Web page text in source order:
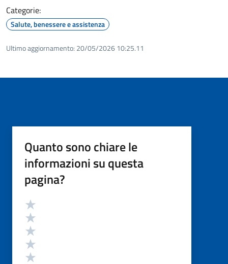
Categorie:
Salute, benessere e assistenza
Ultimo aggiornamento: 20/05/2026 10:25.11
Quanto sono chiare le
informazioni su questa
pagina?
Valutazione